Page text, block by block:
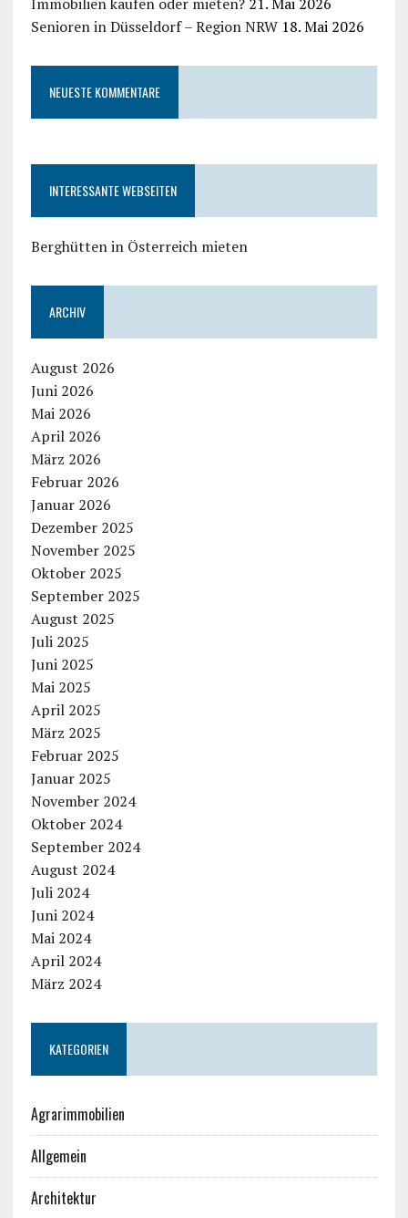
Senioren in Düsseldorf – Region NRW 18. Mai 2026
NEUESTE KOMMENTARE
INTERESSANTE WEBSEITEN
Berghütten in Österreich mieten
ARCHIV
August 2026
Juni 2026
Mai 2026
April 2026
März 2026
Februar 2026
Januar 2026
Dezember 2025
November 2025
Oktober 2025
September 2025
August 2025
Juli 2025
Juni 2025
Mai 2025
April 2025
März 2025
Februar 2025
Januar 2025
November 2024
Oktober 2024
September 2024
August 2024
Juli 2024
Juni 2024
Mai 2024
April 2024
März 2024
KATEGORIEN
Agrarimmobilien
Allgemein
Architektur